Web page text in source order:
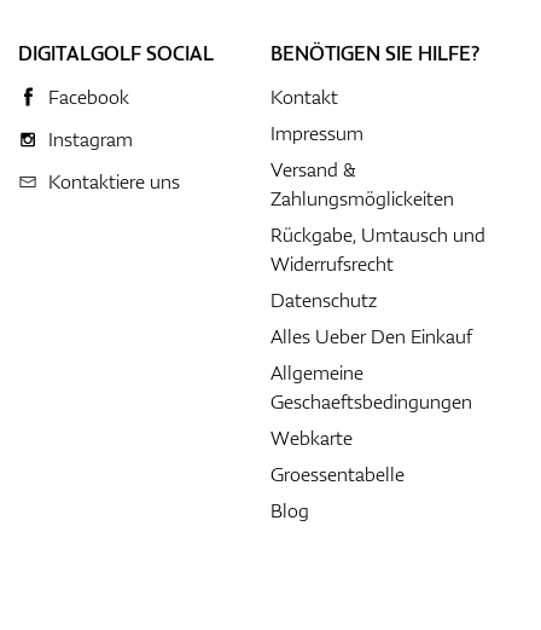
DIGITALGOLF SOCIAL
Facebook
Instagram
Kontaktiere uns
BENÖTIGEN SIE HILFE?
Kontakt
Impressum
Versand &
Zahlungsmöglickeiten
Rückgabe, Umtausch und
Widerrufsrecht
Datenschutz
Alles Ueber Den Einkauf
Allgemeine
Geschaeftsbedingungen
Webkarte
Groessentabelle
Blog